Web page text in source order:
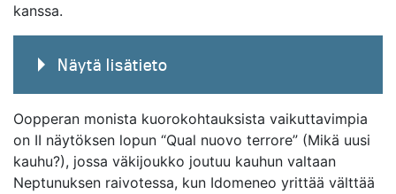
kanssa.
Näytä lisätieto
Oopperan monista kuorokohtauksista vaikuttavimpia
on II näytöksen lopun “Qual nuovo terrore” (Mikä uusi
kauhu?), jossa väkijoukko joutuu kauhun valtaan
Neptunuksen raivotessa, kun Idomeneo yrittää välttää